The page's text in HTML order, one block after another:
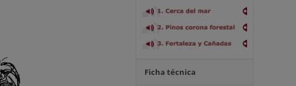
Ficha técnica